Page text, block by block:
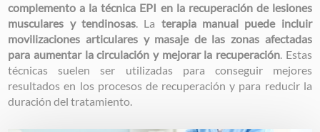
complemento a la técnica EPI en la recuperación de lesiones
musculares y tendinosas. La terapia manual puede incluir
movilizaciones articulares y masaje de las zonas afectadas
para aumentar la circulación y mejorar la recuperación. Estas
técnicas suelen ser utilizadas para conseguir mejores
resultados en los procesos de recuperación y para reducir la
duración del tratamiento.